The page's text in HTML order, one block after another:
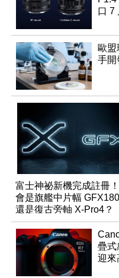
口 7
歐
手開
富士神祕新機完成註冊！
會是旗艦中片幅 GFX180
還是復古旁軸 X-Pro4？
疊式
迎來